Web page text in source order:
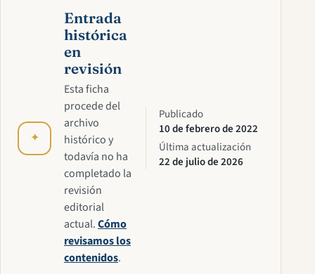
✦
Entrada
histórica
en
revisión
Esta ficha
procede del
archivo
histórico y
todavía no ha
completado la
revisión
editorial
actual.Cómo
revisamos los
contenidos.
Publicado
10 de febrero de 2022
Última actualización
22 de julio de 2026